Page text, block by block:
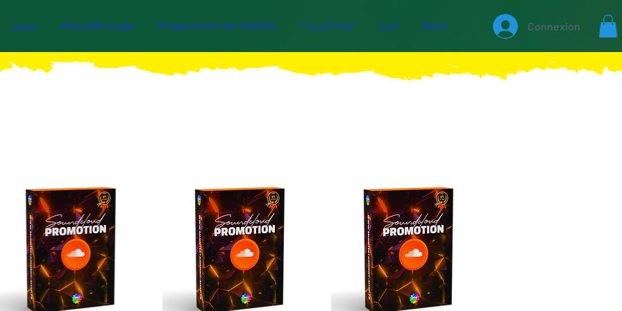
تويتش Nouvelle page Programme de fidélité لماذا أخترتنا ؟ اتصل More Connexion